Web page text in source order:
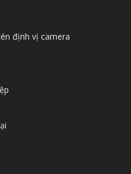
định vị camera